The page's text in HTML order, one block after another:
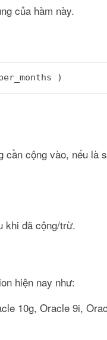
của hàm này.
)
cần cộng vào, nếu là
khi đã cộng/trừ.
hiện nay như:
10g, Oracle 9i,